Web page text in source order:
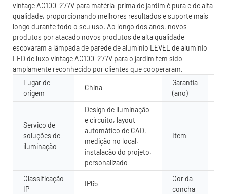
vintage AC100-277V para matéria-prima de jardim é pura e de alta
qualidade, proporcionando melhores resultados e suporte mais
longo durante todo o seu uso. Ao longo dos anos, novos
produtos por atacado novos produtos de alta qualidade
escovaram a lâmpada de parede de alumínio LEVEL de alumínio
LED de luxo vintage AC100-277V para o jardim tem sido
amplamente reconhecido por clientes que cooperaram.
Lugar de
origem
China
Garantia
(ano)
Serviço de
soluções de
iluminação
Design de iluminação
e circuito, layout
automático de CAD,
medição no local,
instalação do projeto,
personalizado
Item
Classificação
IP
IP65
Cor da
concha